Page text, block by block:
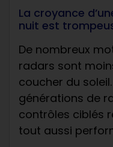
La croyance
nuit est
De nombreux
radars sont
coucher du
générations de
contrôles ciblés
tout aussi